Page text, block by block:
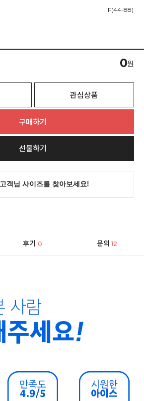
F(44-88)
0원
관심상품
구매하기
선물하기
후기0 문의 12